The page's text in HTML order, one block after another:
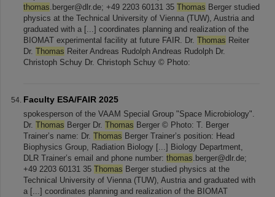
thomas.berger@dlr.de; +49 2203 60131 35 Thomas Berger studied
physics at the Technical University of Vienna (TUW), Austria and
graduated with a [...] coordinates planning and realization of the
BIOMAT experimental facility at future FAIR. Dr. Thomas Reiter
Dr. Thomas Reiter Andreas Rudolph Andreas Rudolph Dr.
Christoph Schuy Dr. Christoph Schuy © Photo:
Faculty ESA/FAIR 2025
spokesperson of the VAAM Special Group "Space Microbiology".
Dr. Thomas Berger Dr. Thomas Berger © Photo: T. Berger
Trainer’s name: Dr. Thomas Berger Trainer’s position: Head
Biophysics Group, Radiation Biology [...] Biology Department,
DLR Trainer’s email and phone number: thomas.berger@dlr.de;
+49 2203 60131 35 Thomas Berger studied physics at the
Technical University of Vienna (TUW), Austria and graduated with
a [...] coordinates planning and realization of the BIOMAT